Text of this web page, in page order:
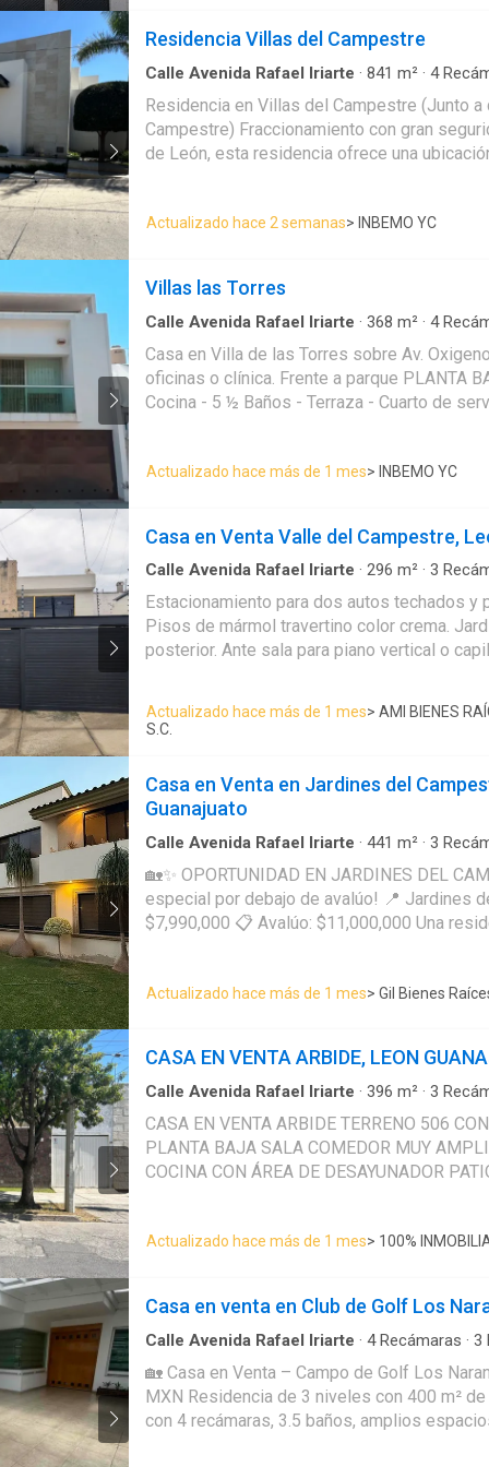
sana convivencia entre colonos
atreves de la organización vecinal,
organización de actividades
culturales y deportivas. La excelente
ubicación del desarrollo nos permite
estar a minutos de plazas
comerciales, hospitales, escuelas.
Residencia Villas del Campestre
Calle Avenida Rafael Iriarte · 841 m² · 4
Cuarto de
Estacionamiento·Jardín·Recámara con closet
Zonas verdes
Residencia en Villas del Campestre (Junto
Campestre) Fraccionamiento con gran seguridad y plusvalía al norte
de León, esta residencia ofrece una
acceso inmediato a Plaza Mayor, el Club
Ángeles y los colegios más reconocidos de
Cochera 8 autos - Sala de TV / Bar - Terraza
servicio - Cuarto de lavado
Actualizado hace 2 semanas> INBEMO YC
Villas las Torres
Calle Avenida Rafael Iriarte · 368 m² · 4
Casa en Villa de las Torres sobre Av.
oficinas o clínica. Frente a parque PLANTA BAJA - Sala - Comedor -
Cocina - 5 ½ Baños - Terraza - Cuarto de
Actualizado hace más de 1 mes> INBEMO YC
Casa en Venta Valle del Campestre,
Calle Avenida Rafael Iriarte · 296 m² · 3
servicio·Cocina equipada· Sala polivalente·
Electricidad·Agua ·Cuarto de Limpieza·
Recámara con closet
Estacionamiento para dos autos techados y
Pisos de mármol travertino color crema. Jardín frontal y jardín
posterior. Ante sala para piano vertical o capilla. Sala con vista al
jardí posterior. Cuarto para ver la T.V. o juegos familiares junto al
closet muy amplio y baño completo. Otro baño completo para las
otras dos recámaras. Una recámara con acceso a la terraza frontal.
Cuarto para empleada doméstica con año completo.
Actualizado hace más de 1 mes> AMI BIENES
S.C.
Casa en Venta en Jardines del
Guanajuato
Calle Avenida Rafael Iriarte · 441 m² · 3
🏡✨ OPORTUNIDAD EN JARDINES DEL
especial por debajo de avalúo! 📍 Jardines del Campestre 💰
$7,990,000 📋 Avalúo: $11,000,000 Una residencia con amplios
para 2 autos ✅ Medio baño para visitas ✅
✅ 3 habitaciones con baño y clóset ✅
vestidor y baño ✅ Sala de TV Una excelente opción para quienes
buscan ubicación, amplitud y una inversión
zonas más exclusivas de la ciudad.
Actualizado hace más de 1 mes> Gil Bienes
CASA EN VENTA ARBIDE, LEON
Calle Avenida Rafael Iriarte · 396 m² · 3
Circuito cerrado de televisión·Cisterna·
integral· Cuarto de Limpieza·Cuarto de
Estacionamiento·Gas natural·Internet·Jardín
CASA EN VENTA ARBIDE TERRENO 506 CONSTRUCCIÓN 396
PLANTA BAJA SALA COMEDOR MUY
COCINA CON ÁREA DE DESAYUNADOR
ALMACENAMIENTO AMPLIO JARDÍN COCHERA PARA 3 AUTOS
PLANTA ALTA RECÁMARA PRINCIPAL CON
Y BAÑO COMPARTIDO PRECIO $5,600,000 INFORMES ALVARO
RIVERA 477 240 9---- LETICIA CAMARENA
Actualizado hace más de 1 mes> 100%
Casa en venta en Club de Golf Los
Calle Avenida Rafael Iriarte · 4Recámaras · 3
·
·Sala polivalente
🏡 Casa en Venta – Campo de Golf Los
MXN Residencia de 3 niveles con 400 m² de construcción, cuenta
con 4 recámaras, 3.5 baños, amplios